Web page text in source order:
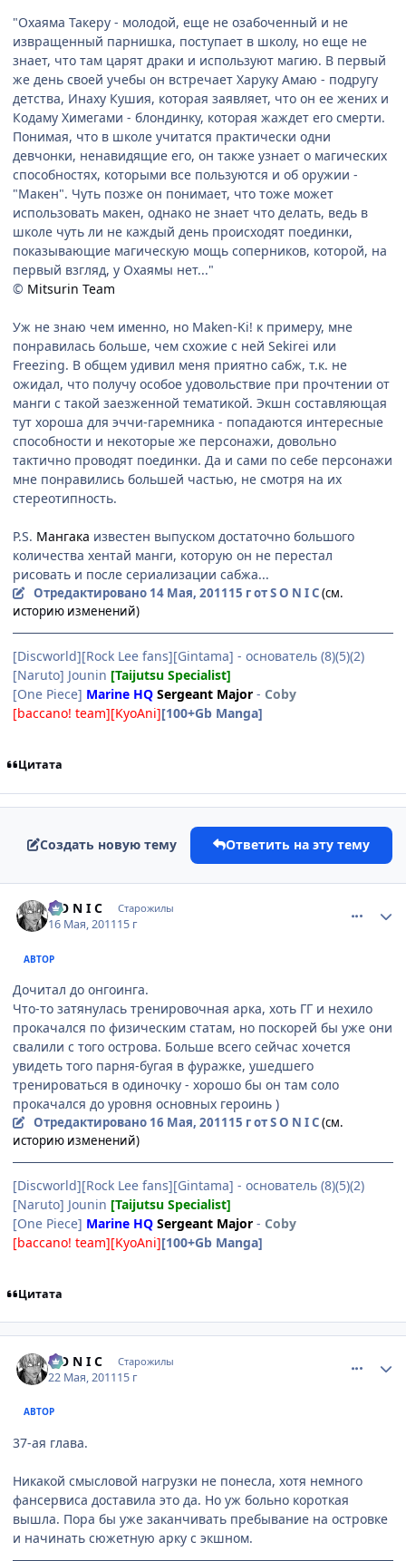
"Охаяма Такеру - молодой, еще не озабоченный и не
извращенный парнишка, поступает в школу, но еще не
знает, что там царят драки и используют магию. В первый
же день своей учебы он встречает Харуку Амаю - подругу
детства, Инаху Кушия, которая заявляет, что он ее жених и
Кодаму Химегами - блондинку, которая жаждет его смерти.
Понимая, что в школе учитатся практически одни
девчонки, ненавидящие его, он также узнает о магических
способностях, которыми все пользуются и об оружии -
"Макен". Чуть позже он понимает, что тоже может
использовать макен, однако не знает что делать, ведь в
школе чуть ли не каждый день происходят поединки,
показывающие магическую мощь соперников, которой, на
первый взгляд, у Охаямы нет..."
© Mitsurin Team
Уж не знаю чем именно, но Maken-Ki! к примеру, мне
понравилась больше, чем схожие с ней Sekirei или
Freezing. В общем удивил меня приятно сабж, т.к. не
ожидал, что получу особое удовольствие при прочтении от
манги с такой заезженной тематикой. Экшн составляющая
тут хороша для эччи-гаремника - попадаются интересные
способности и некоторые же персонажи, довольно
тактично проводят поединки. Да и сами по себе персонажи
мне понравились большей частью, не смотря на их
стереотипность.
P.S. Мангака известен выпуском достаточно большого
количества хентай манги, которую он не перестал
рисовать и после сериализации сабжа...
Отредактировано 14 Мая, 201115 гот S O N I C(см.
историю изменений)
[Discworld][Rock Lee fans][Gintama] - основатель (8)(5)(2)
[Naruto] Jounin [Taijutsu Specialist]
[One Piece] Marine HQ Sergeant Major - Coby
[baccano! team][KyoAni][100+Gb Manga]
Цитата
Создать новую тему Ответить на эту тему
S O N I C Старожилы
16 Мая, 201115 г
АВТОР
Дочитал до онгоинга.
Что-то затянулась тренировочная арка, хоть ГГ и нехило
прокачался по физическим статам, но поскорей бы уже они
свалили с того острова. Больше всего сейчас хочется
увидеть того парня-бугая в фуражке, ушедшего
тренироваться в одиночку - хорошо бы он там соло
прокачался до уровня основных героинь )
Отредактировано 16 Мая, 201115 гот S O N I C(см.
историю изменений)
[Discworld][Rock Lee fans][Gintama] - основатель (8)(5)(2)
[Naruto] Jounin [Taijutsu Specialist]
[One Piece] Marine HQ Sergeant Major - Coby
[baccano! team][KyoAni][100+Gb Manga]
Цитата
S O N I C Старожилы
22 Мая, 201115 г
АВТОР
37-ая глава.
Никакой смысловой нагрузки не понесла, хотя немного
фансервиса доставила это да. Но уж больно короткая
вышла. Пора бы уже заканчивать пребывание на островке
и начинать сюжетную арку с экшном.